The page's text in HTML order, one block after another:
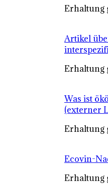
Erhaltung
Artikel
Erhaltung
Was ist
(externer
Erhaltung
Ecovin-
Erhaltung